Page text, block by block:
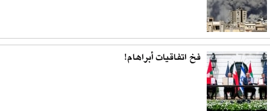
فخ اتفاقيات أبراهام!